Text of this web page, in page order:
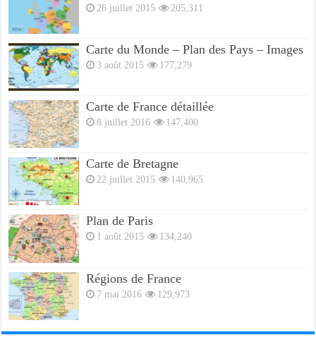
26 juillet 2015 205,311
Carte du Monde – Plan des Pays – Images
3 août 2015 177,279
Carte de France détaillée
8 juillet 2016 147,400
Carte de Bretagne
22 juillet 2015 140,965
Plan de Paris
1 août 2015 134,240
Régions de France
7 mai 2016 129,973